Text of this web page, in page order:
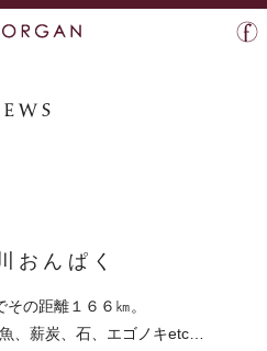
んぱく
の距離１６６㎞。
、薪炭、石、エゴノキetc…